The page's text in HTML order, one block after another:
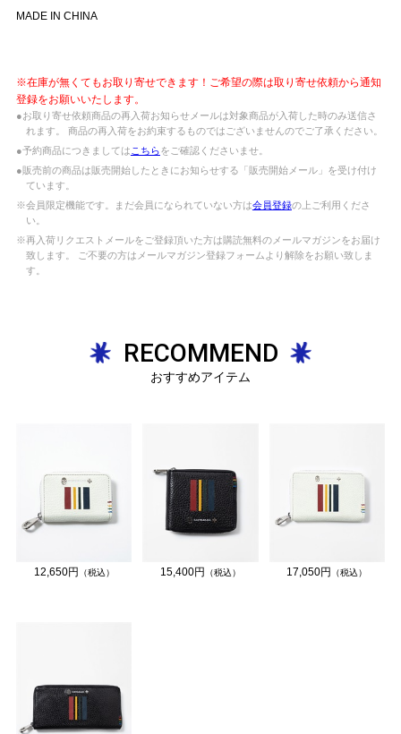
MADE IN CHINA
※在庫が無くてもお取り寄せできます！ご希望の際は取り寄せ依頼から通知
登録をお願いいたします。
●お取り寄せ依頼商品の再入荷お知らせメールは対象商品が入荷した時のみ送信さ
れます。 商品の再入荷をお約束するものではございませんのでご了承ください。
●予約商品につきましては こちらをご確認くださいませ。
●販売前の商品は販売開始したときにお知らせする「販売開始メール」を受け付け
ています。
※会員限定機能です。まだ会員になられていない方は会員登録の上ご利用くださ
い。
※再入荷リクエストメールをご登録頂いた方は購読無料のメールマガジンをお届け
致します。 ご不要の方はメールマガジン登録フォームより解除をお願い致しま
す。
RECOMMEND
おすすめアイテム
12,650円 （税込） 15,400円 （税込） 17,050円 （税込）